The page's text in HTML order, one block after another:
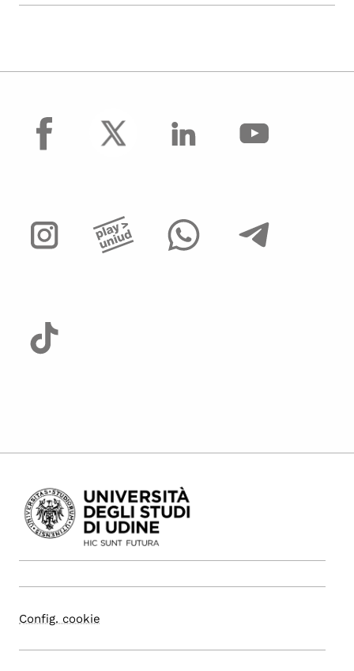
facebook
Config. cookie